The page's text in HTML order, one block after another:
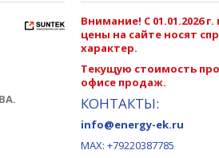
Внимание! С 01.01.2026
цены на сайте носят
характер.
Текущую стоимость
офисе продаж.
КОНТАКТЫ:
info@energy-ek.ru
MAX: +79220387785